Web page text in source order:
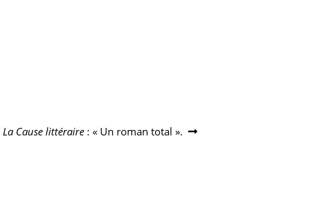
La Cause littéraire: « Un roman total ».